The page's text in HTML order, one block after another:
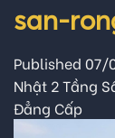
san-
Published 07/
Nhật 2 Tầng
Đẳng Cấp